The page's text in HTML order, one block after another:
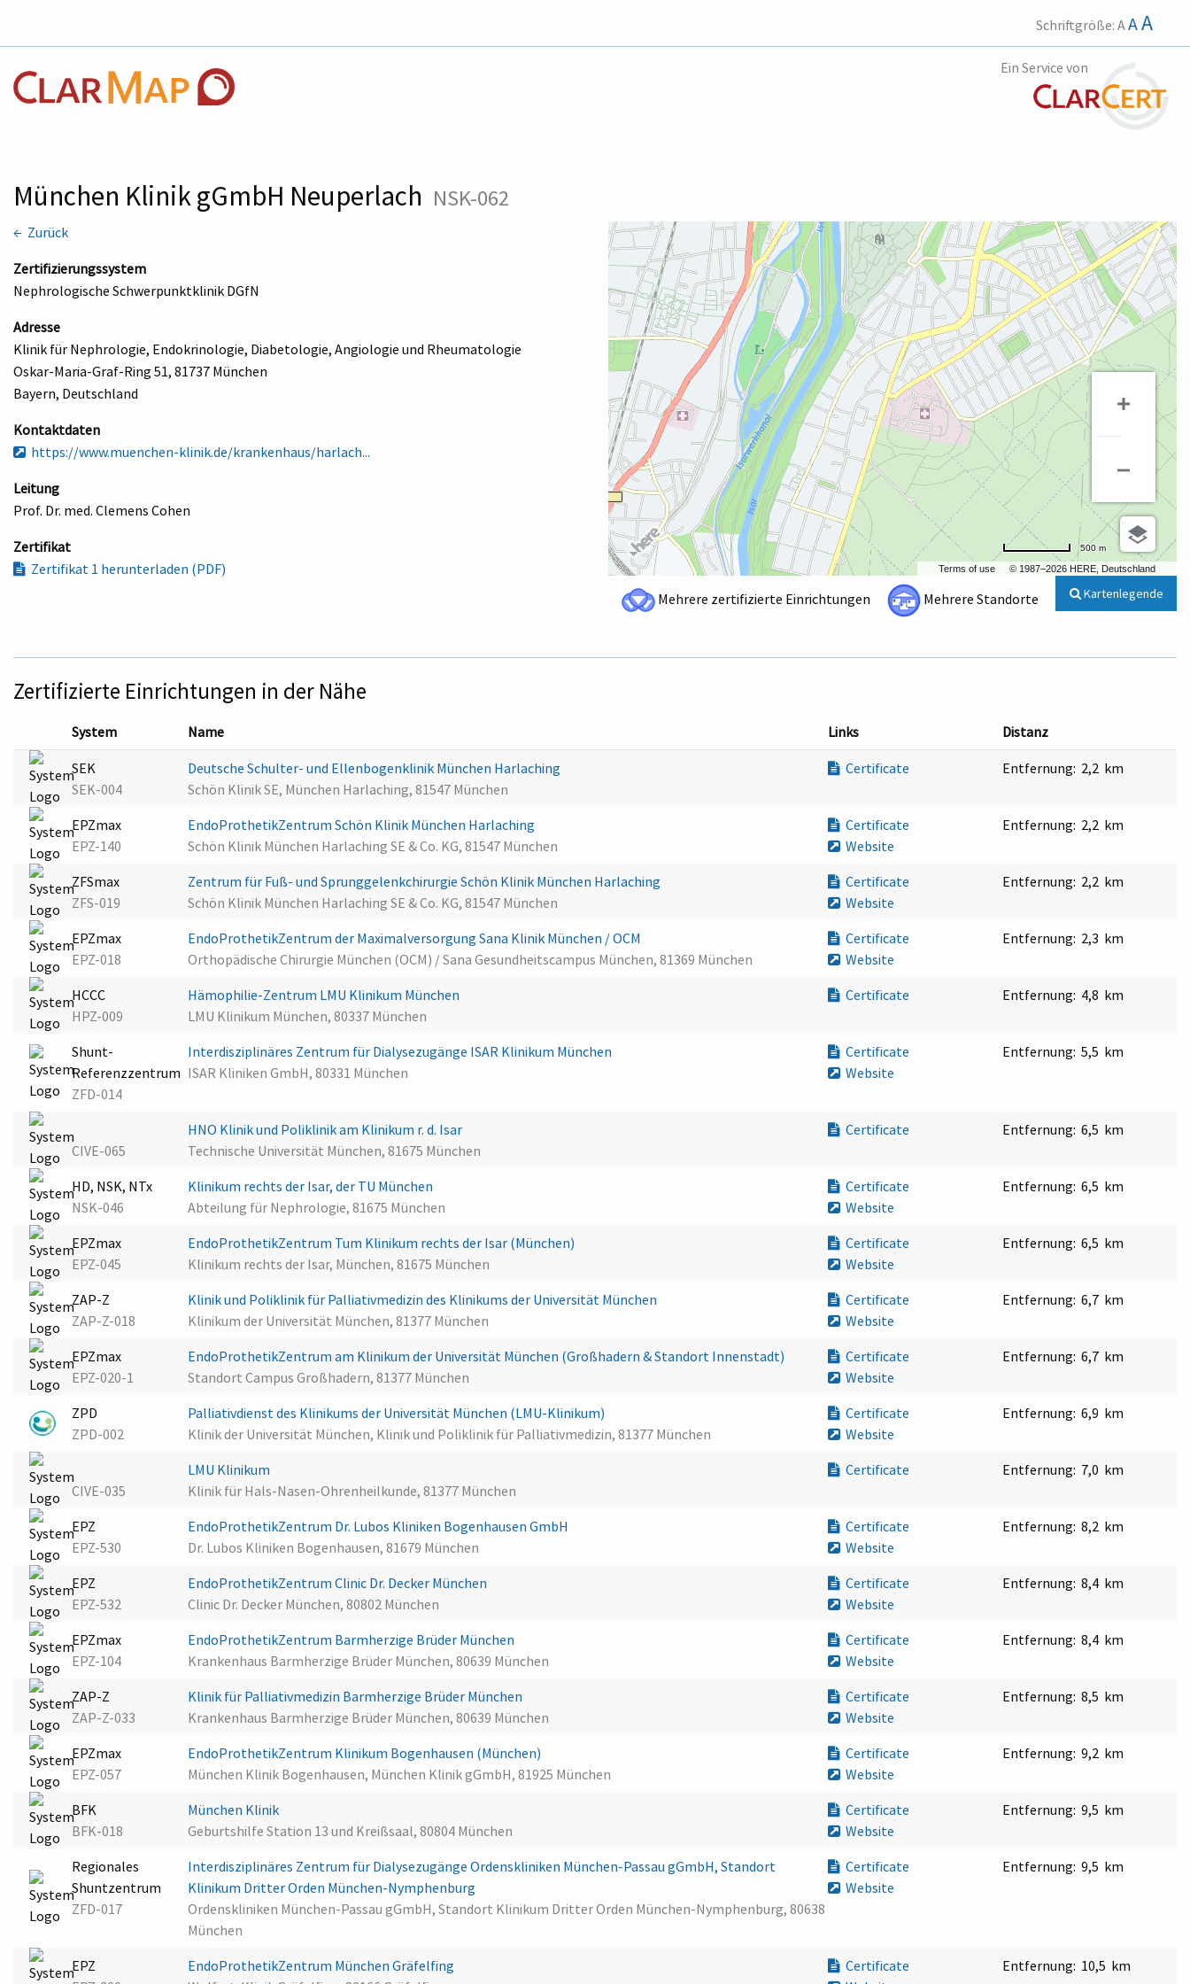
Schriftgröße: AAA
Ein Service von
München Klinik gGmbH Neuperlach NSK-062
← Zurück
Zertifizierungssystem
Nephrologische Schwerpunktklinik DGfN
Adresse
Klinik für Nephrologie, Endokrinologie, Diabetologie, Angiologie und Rheumatologie
Oskar-Maria-Graf-Ring 51, 81737 München
Bayern, Deutschland
Kontaktdaten
https://www.muenchen-klinik.de/krankenhaus/harlach...
Leitung
Prof. Dr. med. Clemens Cohen
Zertifikat
Zertifikat 1 herunterladen (PDF)
Terms of use © 1987–2026 HERE, Deutschland
500 m
Mehrere zertifizierte Einrichtungen Mehrere Standorte Kartenlegende
Zertifizierte Einrichtungen in der Nähe
System Name Links Distanz
SEK
SEK-004
Deutsche Schulter- und Ellenbogenklinik München Harlaching
Schön Klinik SE, München Harlaching, 81547 München
Certificate Entfernung: 2,2 km
EPZmax
EPZ-140
EndoProthetikZentrum Schön Klinik München Harlaching
Schön Klinik München Harlaching SE & Co. KG, 81547 München
Certificate
Website
Entfernung: 2,2 km
ZFSmax
ZFS-019
Zentrum für Fuß- und Sprunggelenkchirurgie Schön Klinik München Harlaching
Schön Klinik München Harlaching SE & Co. KG, 81547 München
Certificate
Website
Entfernung: 2,2 km
EPZmax
EPZ-018
EndoProthetikZentrum der Maximalversorgung Sana Klinik München / OCM
Orthopädische Chirurgie München (OCM) / Sana Gesundheitscampus München, 81369 München
Certificate
Website
Entfernung: 2,3 km
HCCC
HPZ-009
Hämophilie-Zentrum LMU Klinikum München
LMU Klinikum München, 80337 München
Certificate Entfernung: 4,8 km
Shunt-
Referenzzentrum
ZFD-014
Interdisziplinäres Zentrum für Dialysezugänge ISAR Klinikum München
ISAR Kliniken GmbH, 80331 München
Certificate
Website
Entfernung: 5,5 km
CIVE-065
HNO Klinik und Poliklinik am Klinikum r. d. Isar
Technische Universität München, 81675 München
Certificate Entfernung: 6,5 km
HD, NSK, NTx
NSK-046
Klinikum rechts der Isar, der TU München
Abteilung für Nephrologie, 81675 München
Certificate
Website
Entfernung: 6,5 km
EPZmax
EPZ-045
EndoProthetikZentrum Tum Klinikum rechts der Isar (München)
Klinikum rechts der Isar, München, 81675 München
Certificate
Website
Entfernung: 6,5 km
ZAP-Z
ZAP-Z-018
Klinik und Poliklinik für Palliativmedizin des Klinikums der Universität München
Klinikum der Universität München, 81377 München
Certificate
Website
Entfernung: 6,7 km
EPZmax
EPZ-020-1
EndoProthetikZentrum am Klinikum der Universität München (Großhadern & Standort Innenstadt)
Standort Campus Großhadern, 81377 München
Certificate
Website
Entfernung: 6,7 km
ZPD
ZPD-002
Palliativdienst des Klinikums der Universität München (LMU-Klinikum)
Klinik der Universität München, Klinik und Poliklinik für Palliativmedizin, 81377 München
Certificate
Website
Entfernung: 6,9 km
CIVE-035
LMU Klinikum
Klinik für Hals-Nasen-Ohrenheilkunde, 81377 München
Certificate Entfernung: 7,0 km
EPZ
EPZ-530
EndoProthetikZentrum Dr. Lubos Kliniken Bogenhausen GmbH
Dr. Lubos Kliniken Bogenhausen, 81679 München
Certificate
Website
Entfernung: 8,2 km
EPZ
EPZ-532
EndoProthetikZentrum Clinic Dr. Decker München
Clinic Dr. Decker München, 80802 München
Certificate
Website
Entfernung: 8,4 km
EPZmax
EPZ-104
EndoProthetikZentrum Barmherzige Brüder München
Krankenhaus Barmherzige Brüder München, 80639 München
Certificate
Website
Entfernung: 8,4 km
ZAP-Z
ZAP-Z-033
Klinik für Palliativmedizin Barmherzige Brüder München
Krankenhaus Barmherzige Brüder München, 80639 München
Certificate
Website
Entfernung: 8,5 km
EPZmax
EPZ-057
EndoProthetikZentrum Klinikum Bogenhausen (München)
München Klinik Bogenhausen, München Klinik gGmbH, 81925 München
Certificate
Website
Entfernung: 9,2 km
BFK
BFK-018
München Klinik
Geburtshilfe Station 13 und Kreißsaal, 80804 München
Certificate
Website
Entfernung: 9,5 km
Regionales
Shuntzentrum
ZFD-017
Interdisziplinäres Zentrum für Dialysezugänge Ordenskliniken München-Passau gGmbH, Standort
Klinikum Dritter Orden München-Nymphenburg
Ordenskliniken München-Passau gGmbH, Standort Klinikum Dritter Orden München-Nymphenburg, 80638
München
Certificate
Website
Entfernung: 9,5 km
EPZ
EndoProthetikZentrum München Gräfelfing
Certificate
Entfernung: 10,5 km